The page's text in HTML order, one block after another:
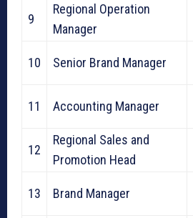
9
Regional Operation
Manager
10 Senior Brand Manager
11 Accounting Manager
12
Regional Sales and
Promotion Head
13 Brand Manager